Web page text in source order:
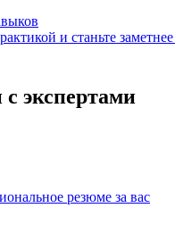
и станьте
экспертами
резюме за вас